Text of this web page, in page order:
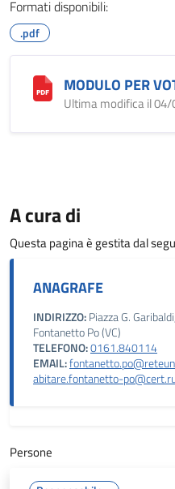
Formati disponibili:
.pdf
MODULO PER
Ultima modifica il
A cura di
Questa pagina è gestita dal
ANAGRAFE
INDIRIZZO:Piazza G.
Fontanetto Po (VC)
TELEFONO:0161.840114
EMAIL:
abitare.fontanetto-
Persone